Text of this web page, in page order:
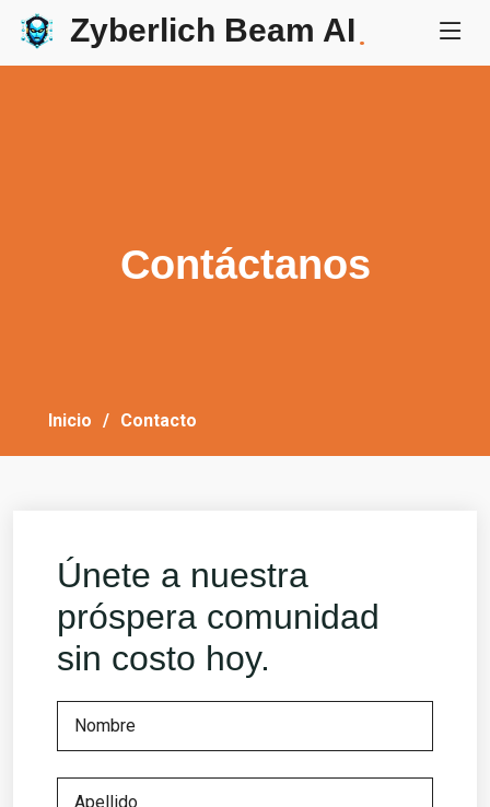
Zyberlich Beam AI.
Contáctanos
Inicio Contacto
Únete a nuestra
próspera comunidad
sin costo hoy.